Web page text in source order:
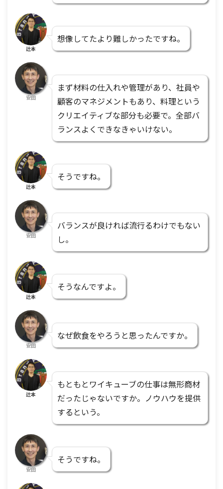
辻本
想像してたより難しかったですね。
安田
まず材料の仕入れや管理があり、社員や
顧客のマネジメントもあり、料理という
クリエイティブな部分も必要で。全部バ
ランスよくできなきゃいけない。
辻本
そうですね。
安田
バランスが良ければ流行るわけでもない
し。
辻本
そうなんですよ。
安田
なぜ飲食をやろうと思ったんですか。
辻本
もともとワイキューブの仕事は無形商材
だったじゃないですか。ノウハウを提供
するという。
安田
そうですね。